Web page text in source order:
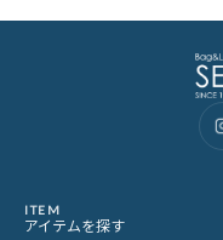
ITEM
アイテムを探す